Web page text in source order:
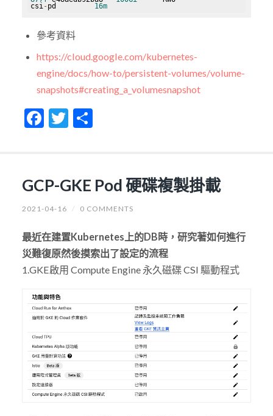
csi-pd 16m
參考資料
https://cloud.google.com/kubernetes-
engine/docs/how-to/persistent-volumes/volume-
snapshots#creating_a_volumesnapshot
Facebook
Twitter
Share
GCP-GKE Pod 硬碟複製掛載
2021-04-16 / 0 COMMENTS
最近在建置Kubernetes上的DB時，研究著如何進行
災難復原然後摸索出了設定的流程
1.GKE啟用 Compute Engine 永久磁碟 CSI 驅動程式